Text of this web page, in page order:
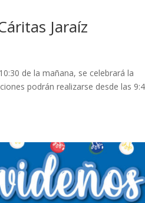
Jaraíz
de la mañana, se celebrará la
podrán realizarse desde las